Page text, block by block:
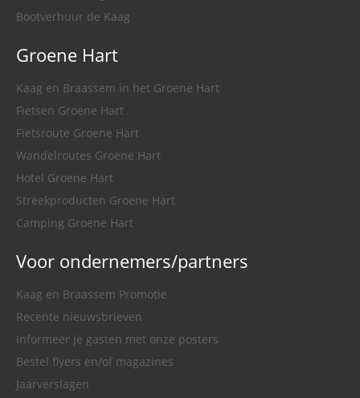
Bootverhuur de Kaag
Groene Hart
Kaag en Braassem in het Groene Hart
Fietsen Groene Hart
Fietsroute Groene Hart
Wandelroutes Groene Hart
Hotel Groene Hart
Streekproducten Groene Hart
Camping Groene Hart
Voor ondernemers/partners
Kaag en Braassem Promotie
Recente nieuwsbrieven
Informeer je gasten met onze posters
Bestel flyers en/of magazines
Jaarverslagen